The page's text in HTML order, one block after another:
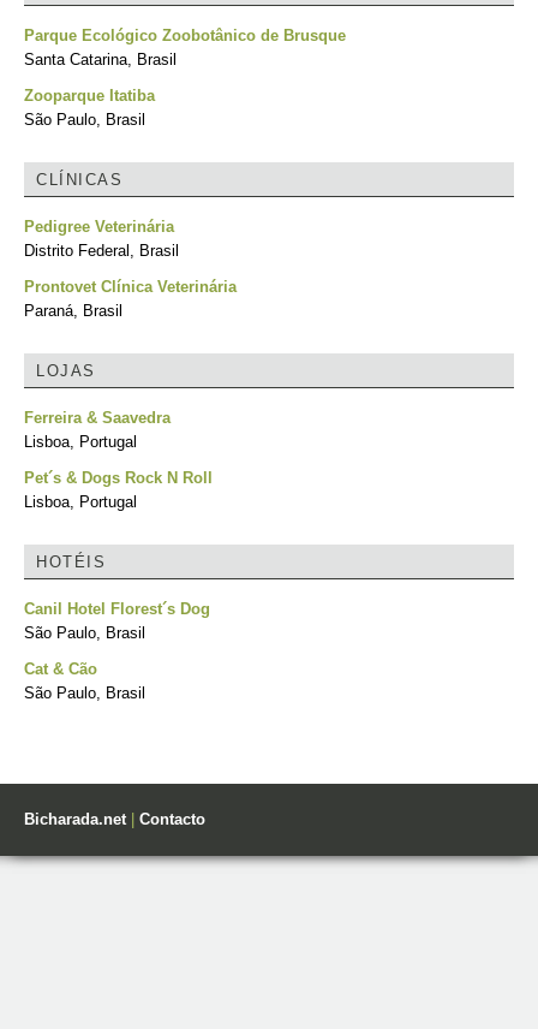
Parque Ecológico Zoobotânico de Brusque
Santa Catarina, Brasil
Zooparque Itatiba
São Paulo, Brasil
CLÍNICAS
Pedigree Veterinária
Distrito Federal, Brasil
Prontovet Clínica Veterinária
Paraná, Brasil
LOJAS
Ferreira & Saavedra
Lisboa, Portugal
Pet´s & Dogs Rock N Roll
Lisboa, Portugal
HOTÉIS
Canil Hotel Florest´s Dog
São Paulo, Brasil
Cat & Cão
São Paulo, Brasil
Bicharada.net| Contacto